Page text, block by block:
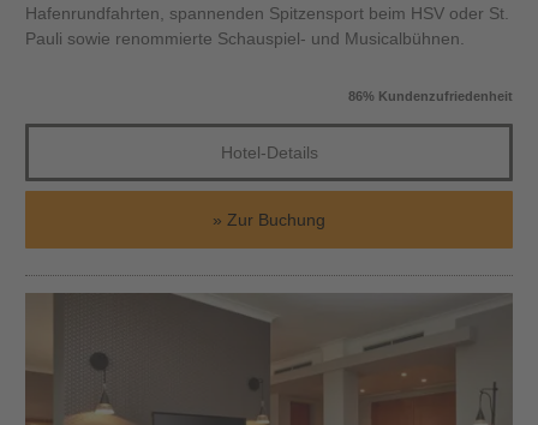
Hafenrundfahrten, spannenden Spitzensport beim HSV oder St.
Pauli sowie renommierte Schauspiel- und Musicalbühnen.
86% Kundenzufriedenheit
Hotel-Details
Zur Buchung